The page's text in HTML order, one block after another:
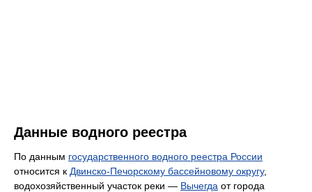
Данные водного реестра
По данным государственного водного реестра России
относится к Двинско-Печорскому бассейновому округу,
водохозяйственный участок реки — Вычегда от города